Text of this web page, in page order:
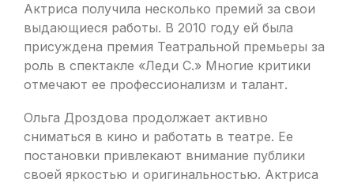
Актриса получила несколько премий за свои
выдающиеся работы. В 2010 году ей была
присуждена премия Театральной премьеры за
роль в спектакле «Леди С.» Многие критики
отмечают ее профессионализм и талант.
Ольга Дроздова продолжает активно
сниматься в кино и работать в театре. Ее
постановки привлекают внимание публики
своей яркостью и оригинальностью. Актриса